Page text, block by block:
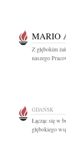
MARIO
Z głębokim
naszego
GDAŃSK
Łącząc się w
głębokiego